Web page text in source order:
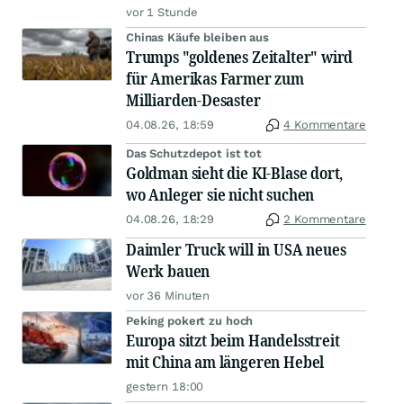
vor 1 Stunde
Chinas Käufe bleiben aus
Trumps "goldenes Zeitalter" wird
für Amerikas Farmer zum
Milliarden-Desaster
04.08.26, 18:59 4 Kommentare
Das Schutzdepot ist tot
Goldman sieht die KI-Blase dort,
wo Anleger sie nicht suchen
04.08.26, 18:29 2 Kommentare
Daimler Truck will in USA neues
Werk bauen
vor 36 Minuten
Peking pokert zu hoch
Europa sitzt beim Handelsstreit
mit China am längeren Hebel
gestern 18:00